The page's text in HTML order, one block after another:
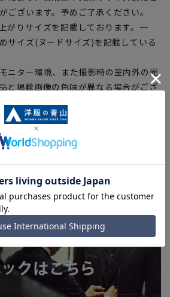
ございます。予めご了承ください。
がりサイズを記載しております。一
サイズ(ヌードサイズ)を記載している
ニター環境、また撮影時の室内外の光
と掲載画像の色味が異なる場合がござ
と商品在庫を共有しております関係
イミングにより欠品が発生し、ご注文
ざいます。予めご了承ください。
つきましても、ご注文のタイミングに
ビスを選択できない場合がございま